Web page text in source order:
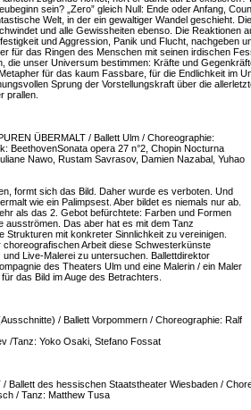
sein? „Zero” gleich Null: Ende oder Anfang,
Welt, in der ein gewaltiger Wandel geschieht.
und alle Gewissheiten ebenso. Die Reaktionen
und Aggression, Panik und Flucht, nachgeben
für das Ringen des Menschen mit seinen irdischen
die unser Universum bestimmen: Kräfte und
für das kaum Fassbare, für die Endlichkeit im
Sprung der Vorstellungskraft über die
prallen.
ÜBERMALT / Ballett Ulm / Choreographie:
BeethovenSonata opera 27 n°2, Chopin Nocturna
Nawo, Rustam Savrasov, Damien Nazabal, Yuhao
formt sich das Bild. Daher wurde es verboten. Und
wie ein Palimpsest. Aber bildet es niemals nur ab.
als das 2. Gebot befürchtete: Farben und Formen
ausströmen. Das aber hat es mit dem Tanz
Strukturen mit konkreter Sinnlichkeit zu vereinigen.
choreografischen Arbeit diese Schwesterkünste
und Live-Malerei zu untersuchen. Ballettdirektor
des Theaters Ulm und eine Malerin / ein Maler
das Bild im Auge des Betrachters.
/ Ballett Vorpommern / Choreographie: Ralf
/Tanz: Yoko Osaki, Stefano Fossat
Ballett des hessischen Staatstheater Wiesbaden /
/ Tanz: Matthew Tusa